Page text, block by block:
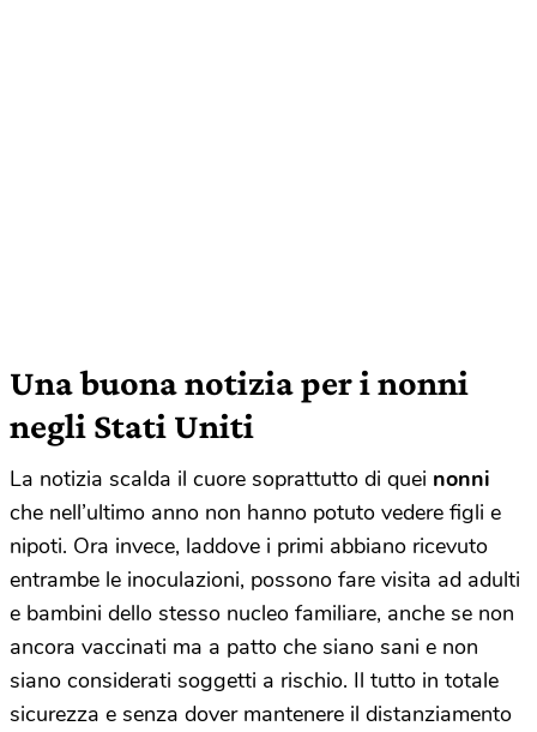
Una buona notizia per i nonni
negli Stati Uniti
La notizia scalda il cuore soprattutto di quei nonni
che nell’ultimo anno non hanno potuto vedere figli e
nipoti. Ora invece, laddove i primi abbiano ricevuto
entrambe le inoculazioni, possono fare visita ad adulti
e bambini dello stesso nucleo familiare, anche se non
ancora vaccinati ma a patto che siano sani e non
siano considerati soggetti a rischio. Il tutto in totale
sicurezza e senza dover mantenere il distanziamento